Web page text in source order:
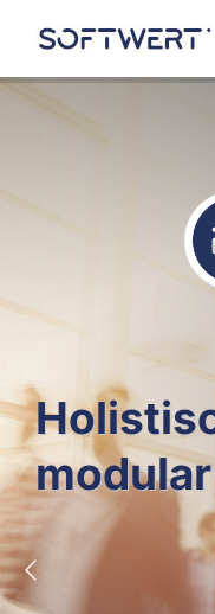
Inhalt
springen